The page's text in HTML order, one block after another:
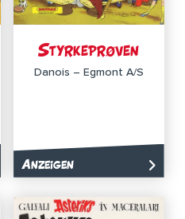
Styrkeprøven
Danois – Egmont A/S
Anzeigen